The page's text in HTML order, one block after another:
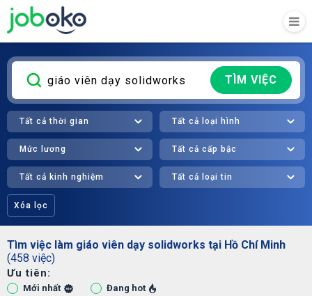
TÌM VIỆC
Tất cả thời gian Tất cả loại hình
Mức lương Tất cả cấp bậc
Tất cả kinh nghiệm Tất cả loại tin
Xóa lọc
Tìm việc làm giáo viên dạy solidworks tại Hồ Chí Minh
(458 việc)
Ưu tiên:
Mới nhất Đang hot